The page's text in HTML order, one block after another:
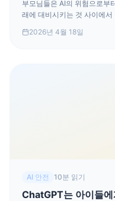
부모님들은 AI의 위험으로부
래에 대비시키는 것 사이에
된 접근입니다.
2026년 4월 18일
AI 안전 10분 읽기
ChatGPT는 아이들